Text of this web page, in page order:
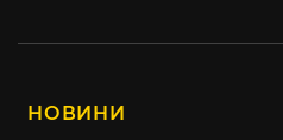
НОВИНИ